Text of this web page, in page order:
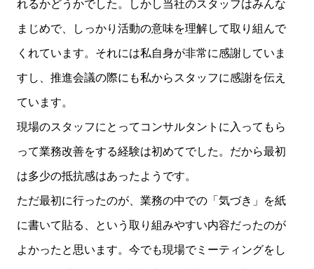
れるかどうかでした。しかし当社のスタッフはみんな
まじめで、しっかり活動の意味を理解して取り組んで
くれています。それには私自身が非常に感謝していま
すし、推進会議の際にも私からスタッフに感謝を伝え
ています。
現場のスタッフにとってコンサルタントに入ってもら
って業務改善をする経験は初めてでした。だから最初
は多少の抵抗感はあったようです。
ただ最初に行ったのが、業務の中での「気づき」を紙
に書いて貼る、という取り組みやすい内容だったのが
よかったと思います。今でも現場でミーティングをし